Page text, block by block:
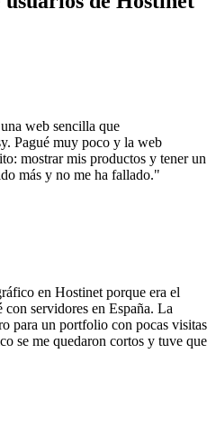
web sencilla que
Pagué muy poco y la web
mostrar mis productos y tener un
más y no me ha fallado."
en Hostinet porque era el
con servidores en España. La
para un portfolio con pocas visitas
se me quedaron cortos y tuve que